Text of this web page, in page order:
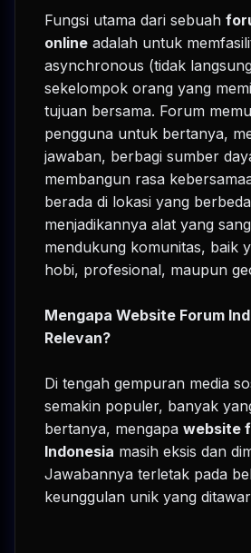
Fungsi utama dari sebuah
online adalah untuk
asynchronous (tidak
sekelompok orang yang
tujuan bersama. Forum
pengguna untuk bertanya,
jawaban, berbagi sumber
membangun rasa
berada di lokasi yang
menjadikannya alat yang
mendukung komunitas, baik
hobi, profesional, maupun
Mengapa Website Forum
Relevan?
Di tengah gempuran media
semakin populer, banyak
bertanya, mengapa website
Indonesia masih eksis dan
Jawabannya terletak pada
keunggulan unik yang